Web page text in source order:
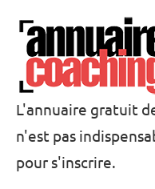
contenu
Annuaire
L'annuaire gratuit
n'est pas
pour s'inscrire.